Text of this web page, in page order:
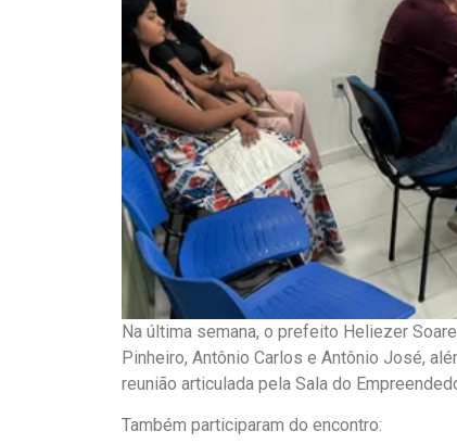
Na última semana, o prefeito Heliezer
Pinheiro, Antônio Carlos e Antônio José,
reunião articulada pela Sala do
Também participaram do encontro: